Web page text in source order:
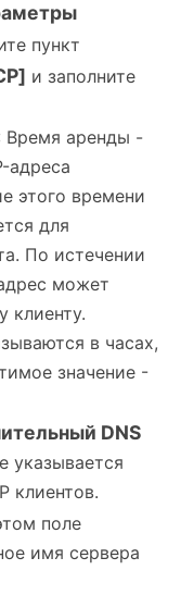
пункт
и заполните
Время аренды -
адреса
этого времени
для
По истечении
может
клиенту.
в часах,
значение -
DNS
указывается
клиентов.
поле
имя сервера